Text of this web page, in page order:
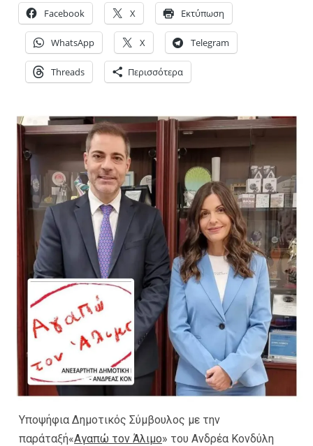
Facebook X Εκτύπωση
WhatsApp X Telegram
Threads Περισσότερα
Υποψήφια Δημοτικός Σύμβουλος με την
παράταξή«Αγαπώ τον Άλιμο» του Ανδρέα Κονδύλη